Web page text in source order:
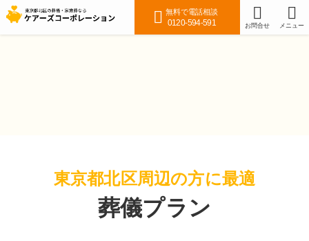
無料で電話相談
0120-594-591 お問合せ メニュー
東京都北区周辺の方に最適
葬儀プラン